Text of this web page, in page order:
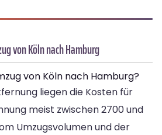
von Köln nach Hamburg
von Köln nach Hamburg?
liegen die Kosten für
meist zwischen 2700 und
Umzugsvolumen und der